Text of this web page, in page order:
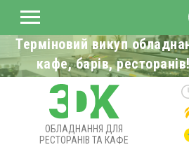
Терміновий викуп
кафе, барів,
ОБЛАДНАННЯ ДЛЯ
РЕСТОРАНІВ ТА КАФЕ